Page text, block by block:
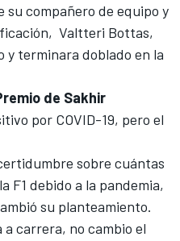
su compañero de equipo y
Valtteri Bottas,
y terminara doblado en la
de Sakhir
por COVID-19, pero el
sobre cuántas
F1 debido a la pandemia,
su planteamiento.
carrera, no cambio el